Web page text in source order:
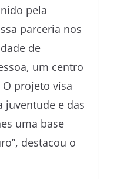
pela
parceria nos
de
um centro
projeto visa
juventude e das
uma base
destacou o